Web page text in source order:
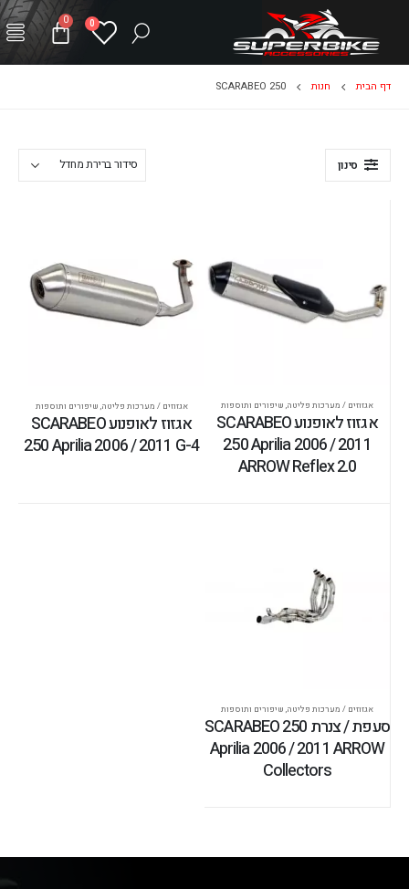
0
0
דף הבית חנות SCARABEO 250
סינון
אגזוזים / מערכות פליטה, שיפורים ותוספות
אגזוז לאופנוע SCARABEO
250 Aprilia 2006 / 2011
ARROW Reflex 2.0
אגזוזים / מערכות פליטה, שיפורים ותוספות
אגזוז לאופנוע SCARABEO
250 Aprilia 2006 / 2011 G-4
אגזוזים / מערכות פליטה, שיפורים ותוספות
סעפת / צנרת SCARABEO 250
Aprilia 2006 / 2011 ARROW
Collectors